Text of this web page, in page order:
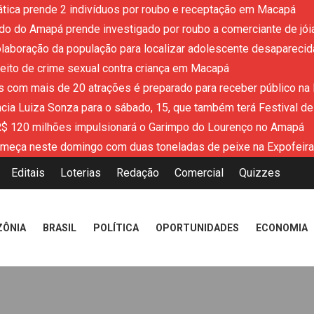
prende 2 indivíduos por roubo e receptação em Macapá
do Amapá prende investigado por roubo a comerciante de
da população para localizar adolescente
de crime sexual contra criança em Macapá
com mais de 20 atrações é preparado para receber público
Luiza Sonza para o sábado, 15, que também terá Festival
120 milhões impulsionará o Garimpo do Lourenço no Amapá
neste domingo com duas toneladas de peixe na
Editais
Loterias Redação Comercial Quizzes
BRASIL POLÍTICA OPORTUNIDADES ECONOMIA